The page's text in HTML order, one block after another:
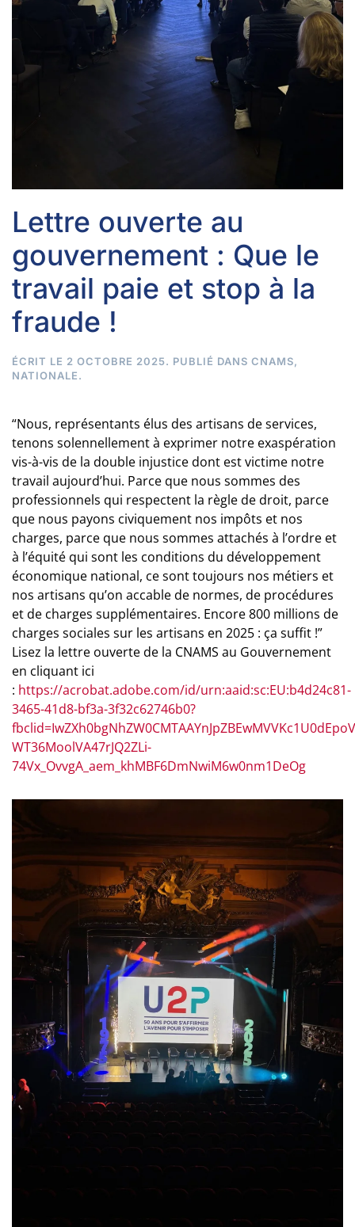
Lettre ouverte au
gouvernement : Que le
travail paie et stop à la
fraude !
ÉCRIT LE 2 OCTOBRE 2025. PUBLIÉ DANS CNAMS,
NATIONALE.
“Nous, représentants élus des artisans de services,
tenons solennellement à exprimer notre exaspération
vis-à-vis de la double injustice dont est victime notre
travail aujourd’hui. Parce que nous sommes des
professionnels qui respectent la règle de droit, parce
que nous payons civiquement nos impôts et nos
charges, parce que nous sommes attachés à l’ordre et
à l’équité qui sont les conditions du développement
économique national, ce sont toujours nos métiers et
nos artisans qu’on accable de normes, de procédures
et de charges supplémentaires. Encore 800 millions de
charges sociales sur les artisans en 2025 : ça suffit !”
Lisez la lettre ouverte de la CNAMS au Gouvernement
en cliquant ici
: https://acrobat.adobe.com/id/urn:aaid:sc:EU:b4d24c81-
3465-41d8-bf3a-3f32c62746b0?
WT36MoolVA47rJQ2ZLi-
74Vx_OvvgA_aem_khMBF6DmNwiM6w0nm1DeOg